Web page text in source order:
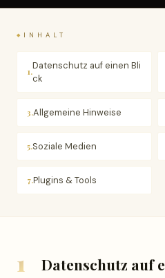
INHALT
1.
Datenschutz auf einen Bli
ck
3.Allgemeine Hinweise
5.Soziale Medien
7.Plugins & Tools
1 Datenschutz auf